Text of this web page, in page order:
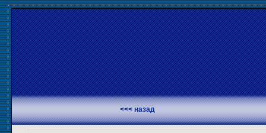
<<< назад